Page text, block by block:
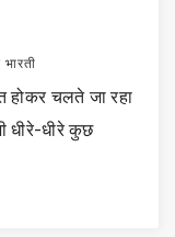
होकर चलते जा रहा
धीरे-धीरे कुछ